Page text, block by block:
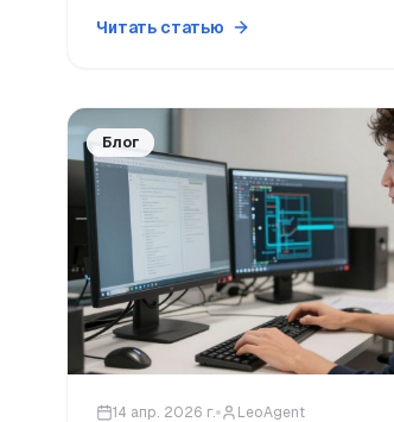
Читать статью
Блог
14 апр. 2026 г. LeoAgent